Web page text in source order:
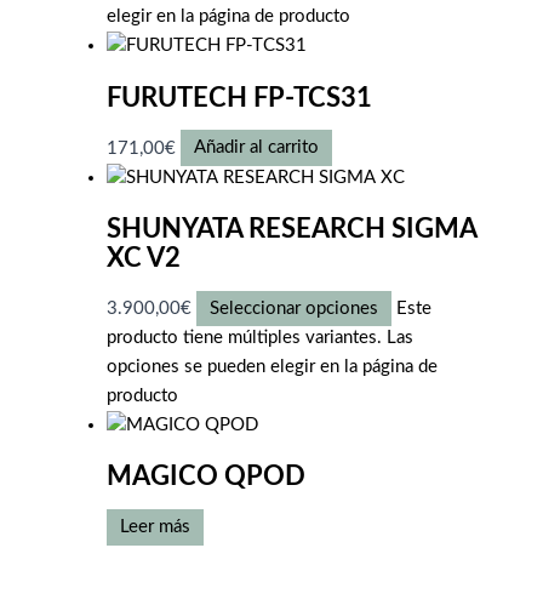
elegir en la página de producto
FURUTECH FP-TCS31
171,00€ Añadir al carrito
SHUNYATA RESEARCH SIGMA
XC V2
3.900,00€ Seleccionar opciones
Este
producto tiene múltiples variantes. Las
opciones se pueden elegir en la página de
producto
MAGICO QPOD
Leer más